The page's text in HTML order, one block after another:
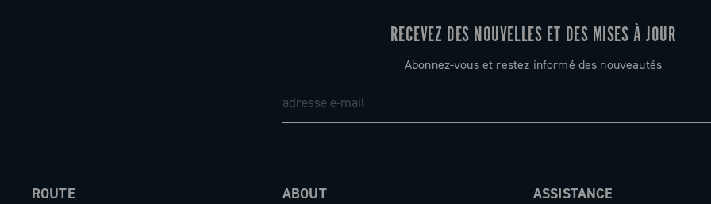
RECEVEZ DES NOUVELLES ET DES MISES À JOUR
Abonnez-vous et restez informé des nouveautés
ROUTE ABOUT ASSISTANCE